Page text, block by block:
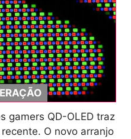
gamers QD-OLED traz
O novo arranjo